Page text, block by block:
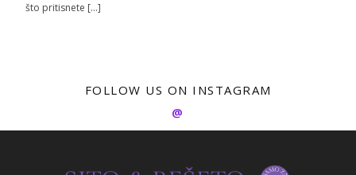
što pritisnete […]
FOLLOW US ON INSTAGRAM
@